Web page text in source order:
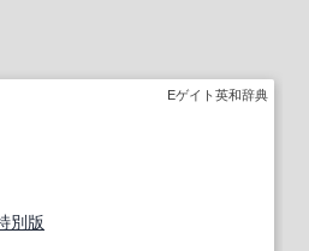
Eゲイト英和辞典
別版